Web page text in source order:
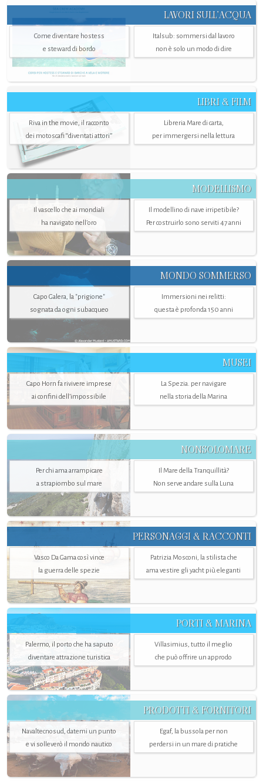
LAVORI SULL’ACQUA
Come diventare hostess
e steward di bordo
Italsub: sommersi dal lavoro
non è solo un modo di dire
LIBRI & FILM
Riva in the movie, il racconto
dei motoscafi “diventati attori”
Libreria Mare di carta,
per immergersi nella lettura
MODELLISMO
Il vascello che ai mondiali
ha navigato nell’oro
Il modellino di nave irripetibile?
Per costruirlo sono serviti 47 anni
MONDO SOMMERSO
Capo Galera, la "prigione"
sognata da ogni subacqueo
Immersioni nei relitti:
questa è profonda 150 anni
MUSEI
Capo Horn fa rivivere imprese
ai confini dell’impossibile
La Spezia. per navigare
nella storia della Marina
NONSOLOMARE
Per chi ama arrampicare
a strapiombo sul mare
Il Mare della Tranquillità?
Non serve andare sulla Luna
PERSONAGGI & RACCONTI
Vasco Da Gama così vince
la guerra delle spezie
Patrizia Mosconi, la stilista che
ama vestire gli yacht più eleganti
PORTI & MARINA
Palermo, il porto che ha saputo
diventare attrazione turistica
Villasimius, tutto il meglio
che può offrire un approdo
PRODOTTI & FORNITORI
Navaltecnosud, datemi un punto
e vi solleverò il mondo nautico
Egaf, la bussola per non
perdersi in un mare di pratiche